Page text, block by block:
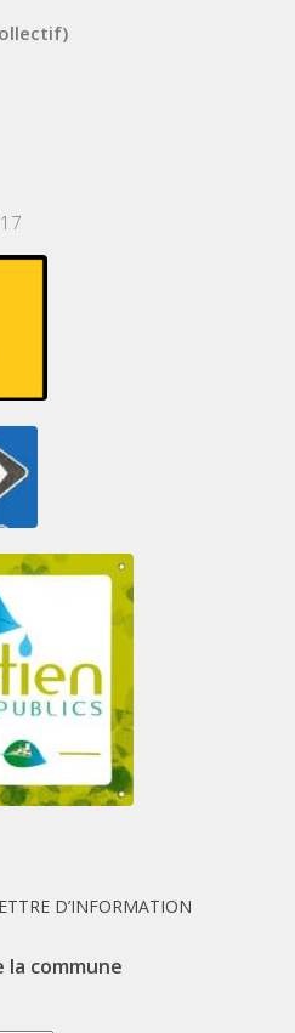
D’INFORMATION
commune